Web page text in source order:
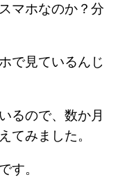
マホなのか？分
で見ているんじ
るので、数か月
てみました。
です。